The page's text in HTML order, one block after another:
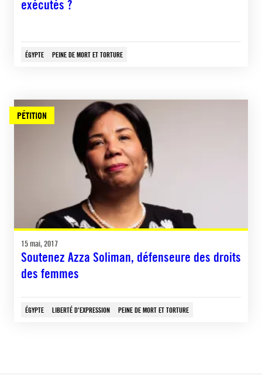
exécutés ?
ÉGYPTE PEINE DE MORT ET TORTURE
PÉTITION
15 mai, 2017
Soutenez Azza Soliman, défenseure des droits
des femmes
ÉGYPTE LIBERTÉ D'EXPRESSION PEINE DE MORT ET TORTURE